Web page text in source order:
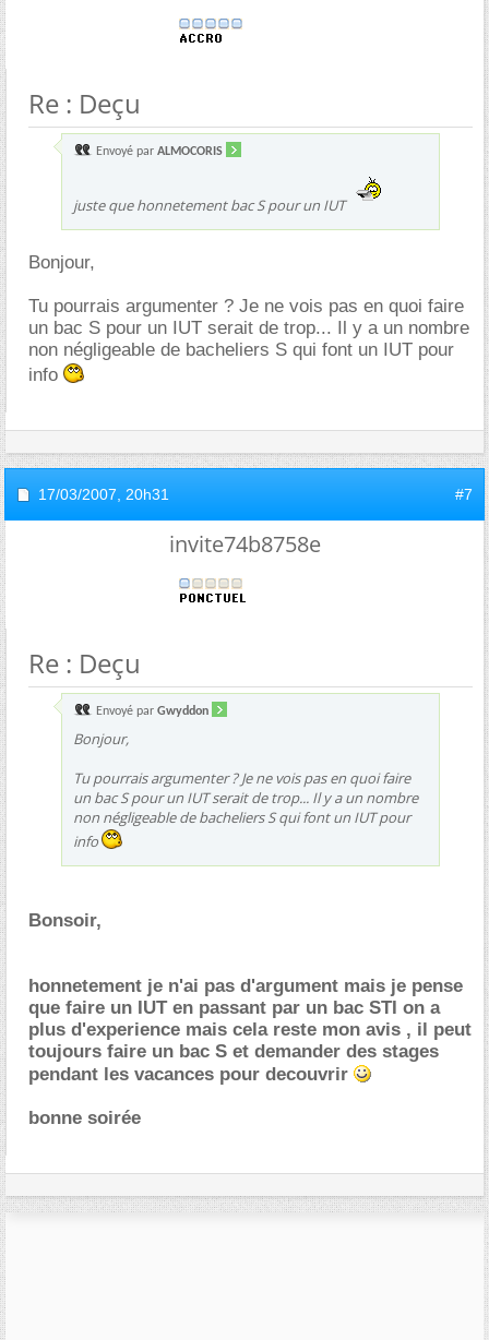
Re : Deçu
Envoyé par ALMOCORIS
juste que honnetement bac S pour un IUT
Bonjour,
Tu pourrais argumenter ? Je ne vois pas en quoi faire
un bac S pour un IUT serait de trop... Il y a un nombre
non négligeable de bacheliers S qui font un IUT pour
info
17/03/2007, 20h31 #7
invite74b8758e
Re : Deçu
Envoyé par Gwyddon
Bonjour,
Tu pourrais argumenter ? Je ne vois pas en quoi faire
un bac S pour un IUT serait de trop... Il y a un nombre
non négligeable de bacheliers S qui font un IUT pour
info
Bonsoir,
honnetement je n'ai pas d'argument mais je pense
que faire un IUT en passant par un bac STI on a
plus d'experience mais cela reste mon avis , il peut
toujours faire un bac S et demander des stages
pendant les vacances pour decouvrir
bonne soirée